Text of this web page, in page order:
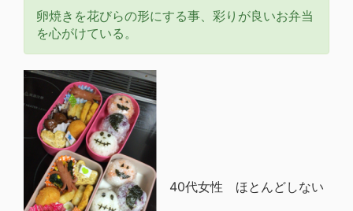
卵焼きを花びらの形にする事、彩りが良いお弁当
を心がけている。
40代女性 ほとんどしない